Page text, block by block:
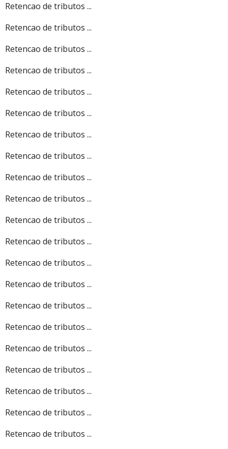
Retencao de tributos ...
Retencao de tributos ...
Retencao de tributos ...
Retencao de tributos ...
Retencao de tributos ...
Retencao de tributos ...
Retencao de tributos ...
Retencao de tributos ...
Retencao de tributos ...
Retencao de tributos ...
Retencao de tributos ...
Retencao de tributos ...
Retencao de tributos ...
Retencao de tributos ...
Retencao de tributos ...
Retencao de tributos ...
Retencao de tributos ...
Retencao de tributos ...
Retencao de tributos ...
Retencao de tributos ...
Retencao de tributos ...